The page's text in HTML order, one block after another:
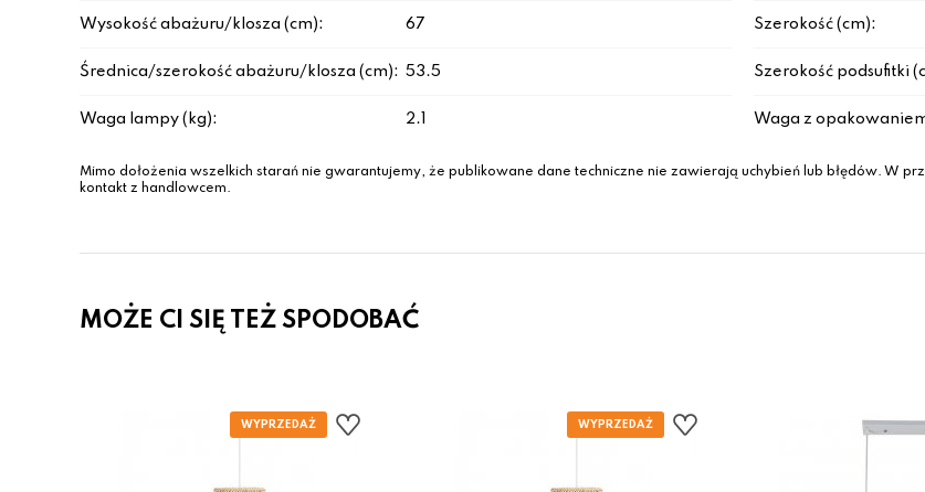
Wysokość abażuru/klosza (cm): 67 Szerokość (cm):
Średnica/szerokość abażuru/klosza (cm): 53.5 Szerokość podsufitki
Waga lampy (kg): 2.1 Waga z
Mimo dołożenia wszelkich starań nie gwarantujemy, że publikowane dane techniczne nie zawierają uchybień lub błędów. W
kontakt z handlowcem.
MOŻE CI SIĘ TEŻ SPODOBAĆ